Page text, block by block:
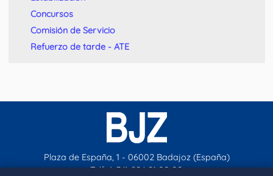
Concursos
Comisión de Servicio
Refuerzo de tarde - ATE
Plaza de España, 1 - 06002 Badajoz (España)
Telf. (+34) 924 21 00 00